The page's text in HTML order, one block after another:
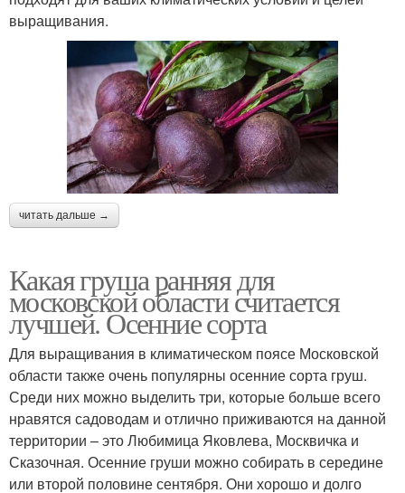
выращивания.
читать дальше →
Какая груша ранняя для
московской области считается
лучшей. Осенние сорта
Для выращивания в климатическом поясе Московской
области также очень популярны осенние сорта груш.
Среди них можно выделить три, которые больше всего
нравятся садоводам и отлично приживаются на данной
территории – это Любимица Яковлева, Москвичка и
Сказочная. Осенние груши можно собирать в середине
или второй половине сентября. Они хорошо и долго